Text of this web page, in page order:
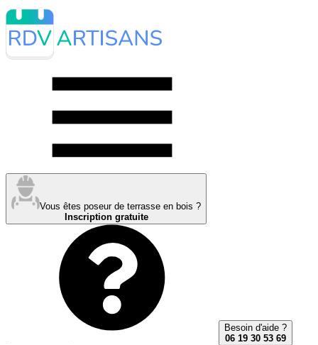
Vous êtes poseur de terrasse en bois ?
Inscription gratuite
Besoin d'aide ?
06 19 30 53 69